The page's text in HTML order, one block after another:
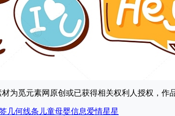
为觅元素网原创或已获得相关权利人授权，
几何线条 儿童母婴信息爱情星星